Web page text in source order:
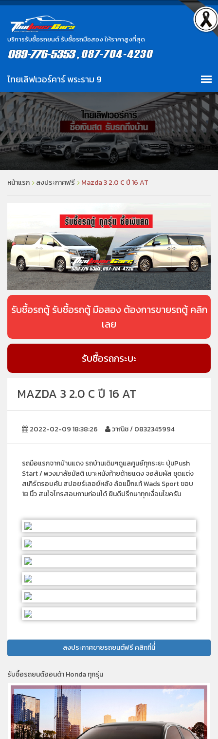
บริการรับซื้อรถยนต์ รับซื้อรถมือสอง ให้ราคาสูงที่สุด
หน้าแรก ลงประกาศฟรี Mazda 3 2.0 C ปี 16 AT
รับซื้อรถตู้ รับซื้อรถตู้ มือสอง ต้องการขายรถตู้ คลิก
เลย
รับซื้อรถกระบะ
MAZDA 3 2.0 C ปี 16 AT
2022-02-09 18:38:26 วาณิช / 0832345994
รถมือแรกจากบ้านแดง รถบ้านเดิมๆดูแลศูนย์ทุกระยะ ปุ่มPush
Start / พวงมาลัยมัลติ เบาะหนังท้ายด้ายแดง จอสัมผัส ชุดแต่ง
สเกิร์ตรอบคัน สปอยร์เลอย์หลัง ล้อแม็กแท้ Wads Sport ขอบ
18 นิ้ว สนใจโทรสอบถามก่อนได้ ยินดีปรึกษาทุกเงื่อนไขครับ
ลงประกาศขายรถยนต์ฟรี คลิกที่นี่่
รับซื้อรถยนต์ฮอนด้า Honda ทุกรุ่น